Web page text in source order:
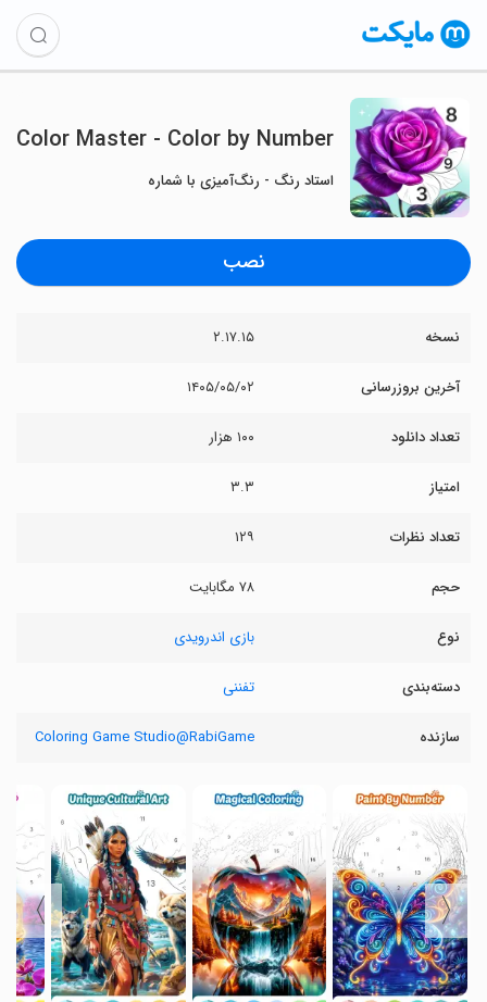
Color Master - Color by Number
استاد رنگ - رنگ‌آمیزی با شماره
نصب
نسخه ۲.۱۷.۱۵
آخرین بروزرسانی ۱۴۰۵/۰۵/۰۲
تعداد دانلود ۱۰۰ هزار
امتیاز ۳.۳
تعداد نظرات ۱۲۹
حجم ۷۸ مگابایت
نوع بازی اندرویدی
دسته‌بندی تفننی
سازنده Coloring Game Studio@RabiGame
〈
〉